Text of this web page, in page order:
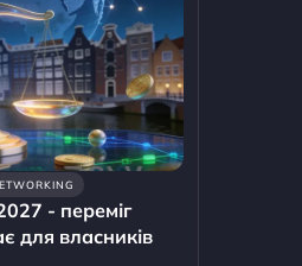
- переміг
для власників